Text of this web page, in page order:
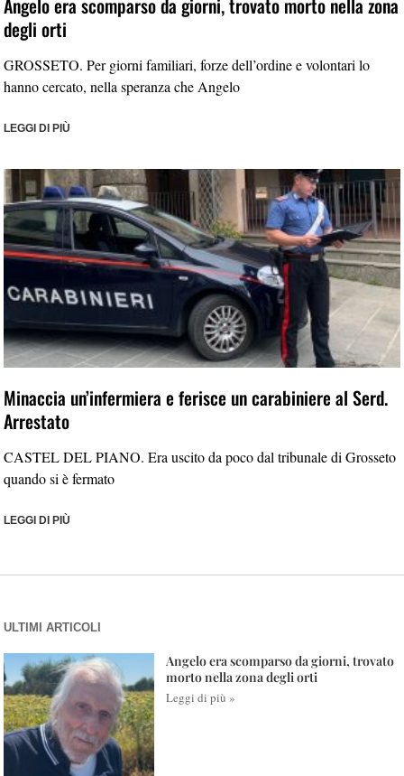
degli orti
GROSSETO. Per giorni familiari, forze dell’ordine e volontari lo
hanno cercato, nella speranza che Angelo
LEGGI DI PIÙ
Minaccia un’infermiera e ferisce un carabiniere al Serd.
Arrestato
CASTEL DEL PIANO. Era uscito da poco dal tribunale di Grosseto
quando si è fermato
LEGGI DI PIÙ
ULTIMI ARTICOLI
Angelo era scomparso da giorni, trovato
morto nella zona degli orti
Leggi di più »